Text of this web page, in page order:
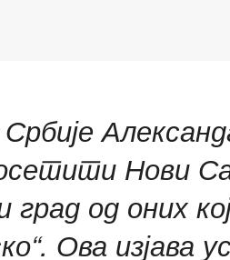
Нови
град од оних
Ова изјава